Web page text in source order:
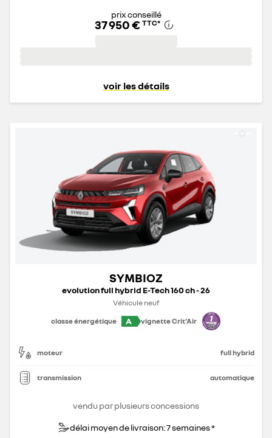
prix conseillé
37 950 € TTC*
voir les détails
SYMBIOZ
evolution full hybrid E-Tech 160 ch - 26
Véhicule neuf
classe énergétique
A vignette Crit'Air
moteur full hybrid
transmission automatique
vendu par plusieurs concessions
délai moyen de livraison: 7 semaines *